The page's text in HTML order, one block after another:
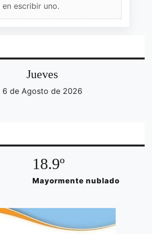
escribir uno.
Jueves
6 de Agosto de 2026
18.9º
Mayormente nublado